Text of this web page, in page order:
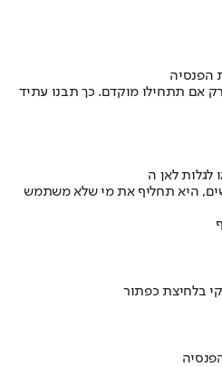
הפנסיה
אם תתחילו מוקדם. כך תבנו עתיד
היא תחליף את מי שלא משתמש
בלחיצת כפתור